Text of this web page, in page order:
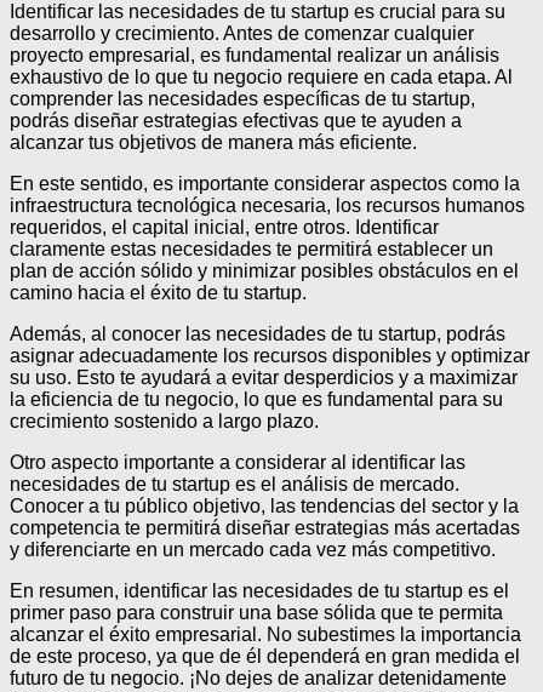
Identificar las necesidades de tu startup es crucial para su
desarrollo y crecimiento. Antes de comenzar cualquier
proyecto empresarial, es fundamental realizar un análisis
exhaustivo de lo que tu negocio requiere en cada etapa. Al
comprender las necesidades específicas de tu startup,
podrás diseñar estrategias efectivas que te ayuden a
alcanzar tus objetivos de manera más eficiente.
En este sentido, es importante considerar aspectos como la
infraestructura tecnológica necesaria, los recursos humanos
requeridos, el capital inicial, entre otros. Identificar
claramente estas necesidades te permitirá establecer un
plan de acción sólido y minimizar posibles obstáculos en el
camino hacia el éxito de tu startup.
Además, al conocer las necesidades de tu startup, podrás
asignar adecuadamente los recursos disponibles y optimizar
su uso. Esto te ayudará a evitar desperdicios y a maximizar
la eficiencia de tu negocio, lo que es fundamental para su
crecimiento sostenido a largo plazo.
Otro aspecto importante a considerar al identificar las
necesidades de tu startup es el análisis de mercado.
Conocer a tu público objetivo, las tendencias del sector y la
competencia te permitirá diseñar estrategias más acertadas
y diferenciarte en un mercado cada vez más competitivo.
En resumen, identificar las necesidades de tu startup es el
primer paso para construir una base sólida que te permita
alcanzar el éxito empresarial. No subestimes la importancia
de este proceso, ya que de él dependerá en gran medida el
futuro de tu negocio. ¡No dejes de analizar detenidamente